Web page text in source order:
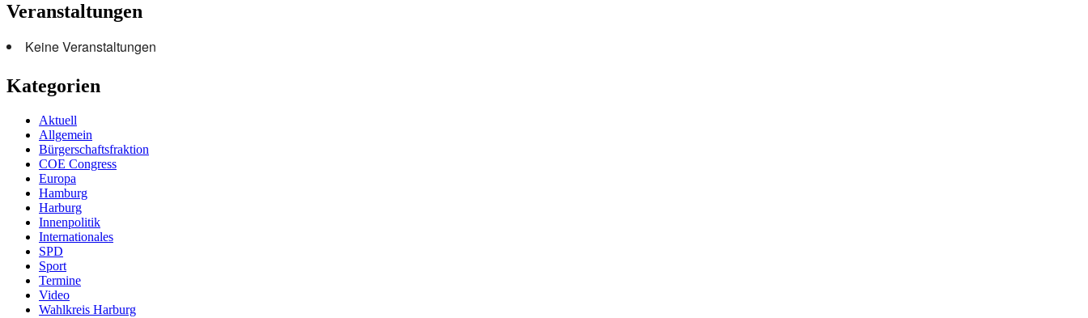
Veranstaltungen
Keine Veranstaltungen
Kategorien
Aktuell
Allgemein
Bürgerschaftsfraktion
COE Congress
Europa
Hamburg
Harburg
Innenpolitik
Internationales
SPD
Sport
Termine
Video
Wahlkreis Harburg